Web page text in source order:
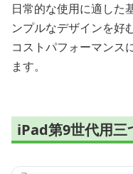
日常的な使用に適した
ンプルなデザインを好
コストパフォーマンス
ます。
iPad第9世代用三